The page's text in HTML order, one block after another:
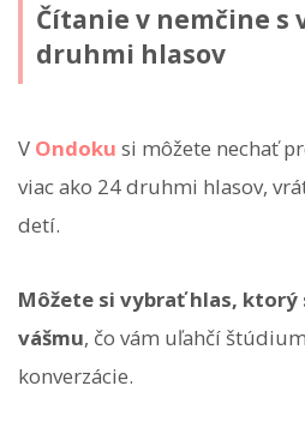
Čítanie v nemčine s
druhmi hlasov
V Ondoku si môžete nechať
viac ako 24 druhmi hlasov,
detí.
Môžete si vybrať hlas, ktorý
vášmu, čo vám uľahčí
konverzácie.